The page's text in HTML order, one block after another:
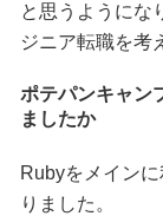
と思うようにな
ジニア転職を考
ポテパンキャン
ましたか
Rubyをメイン
りました。